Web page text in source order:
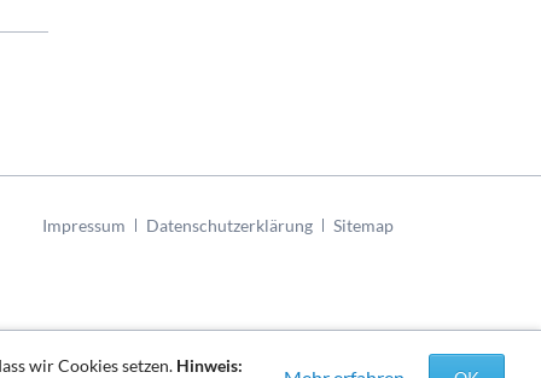
wir Cookies setzen. Hinweis:
Navigation
Impressum Datenschutzerklärung Sitemap